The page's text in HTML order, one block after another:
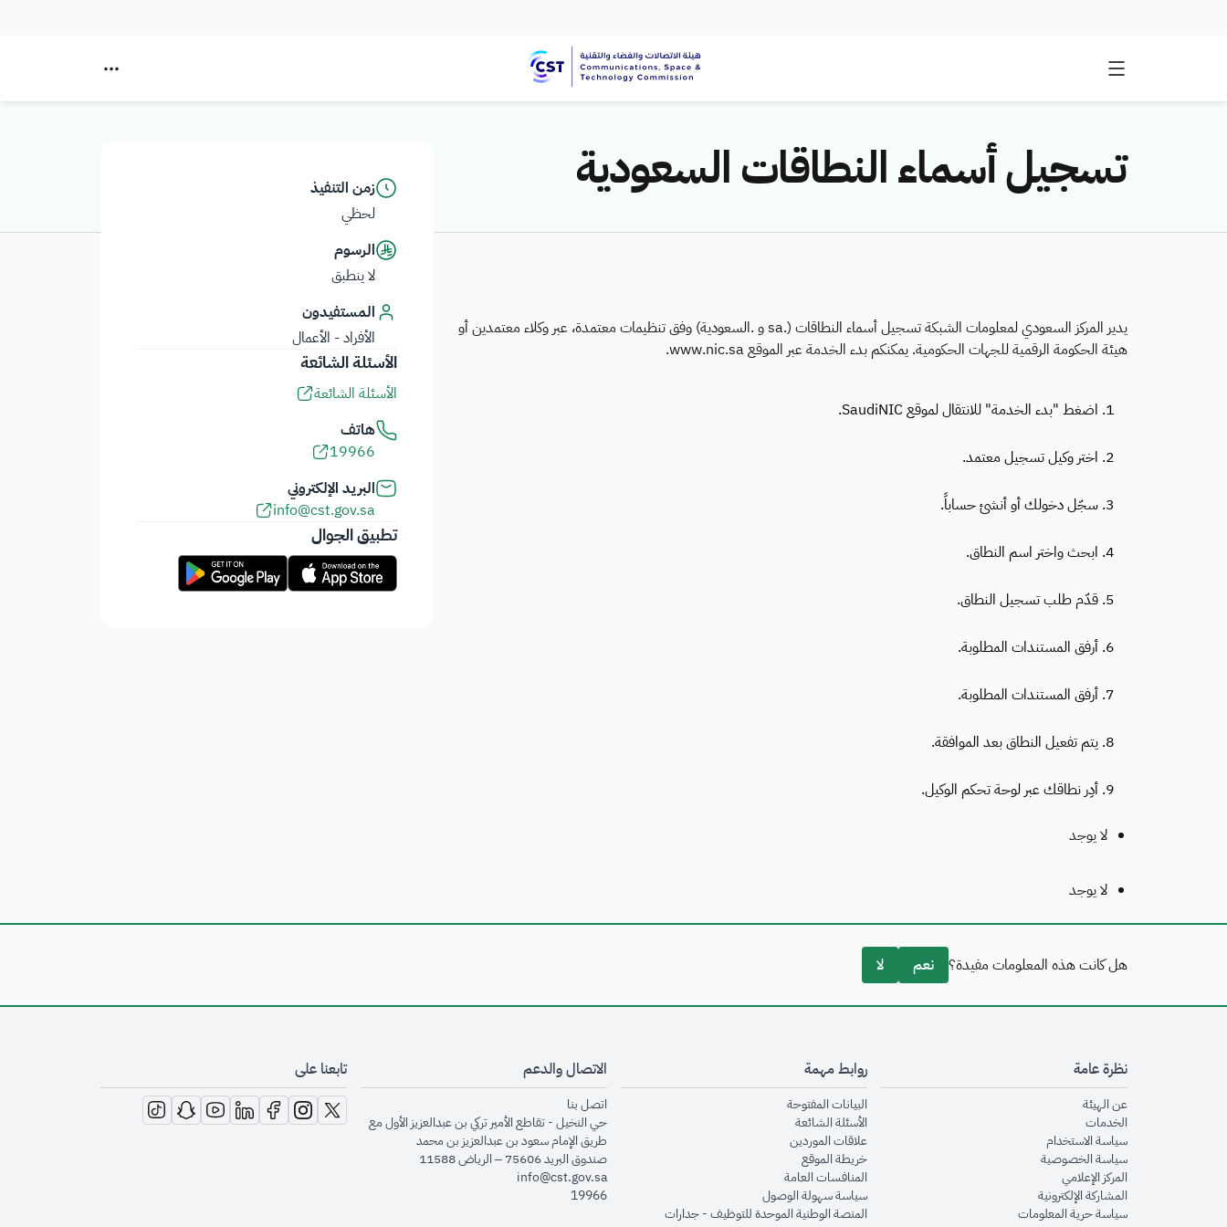
زمن التنفيذ
لحظي
الرسوم
لا ينطبق
المستفيدون
الأفراد - الأعمال
الأسئلة الشائعة
الأسئلة الشائعة
هاتف
19966
البريد الإلكتروني
info@cst.gov.sa
تطبيق الجوال
تسجيل أسماء النطاقات السعودية
يدير المركز السعودي لمعلومات الشبكة تسجيل أسماء النطاقات (.sa و .السعودية) وفق تنظيمات معتمدة، عبر وكلاء معتمدين أو
هيئة الحكومة الرقمية للجهات الحكومية. يمكنكم بدء الخدمة عبر الموقع www.nic.sa.
1. اضغط "بدء الخدمة" للانتقال لموقع SaudiNIC.
2. اختر وكيل تسجيل معتمد.
3. سجّل دخولك أو أنشئ حساباً.
4. ابحث واختر اسم النطاق.
5. قدّم طلب تسجيل النطاق.
6. أرفق المستندات المطلوبة.
7. أرفق المستندات المطلوبة.
8. يتم تفعيل النطاق بعد الموافقة.
9. أدِر نطاقك عبر لوحة تحكم الوكيل.
لا يوجد
لا يوجد
هل كانت هذه المعلومات مفيدة؟ نعم لا
نظرة عامة
عن الهيئةopens in new window
الخدماتopens in new window
سياسة الاستخدام
سياسة الخصوصيةopens in new window
المركز الإعلاميopens in new window
المشاركة الإلكترونيةopens in new window
سياسة حرية المعلوماتopens in new window
روابط مهمة
البيانات المفتوحةopens in new window
الأسئلة الشائعةopens in new window
علاقات الموردينopens in new window
خريطة الموقعopens in new window
المنافسات العامةopens in new window
سياسة سهولة الوصولopens in new window
المنصة الوطنية الموحدة للتوظيف - جداراتopens in new window
الاتصال والدعم
اتصل بنا
حي النخيل - تقاطع الأمير تركي بن عبدالعزيز الأول مع
طريق الإمام سعود بن عبدالعزيز بن محمد
صندوق البريد 75606 – الرياض 11588
info@cst.gov.sa
19966
تابعنا على
opens in new window
opens in new window
opens in new window
opens in new window
opens in new window
opens in new window
opens in new window